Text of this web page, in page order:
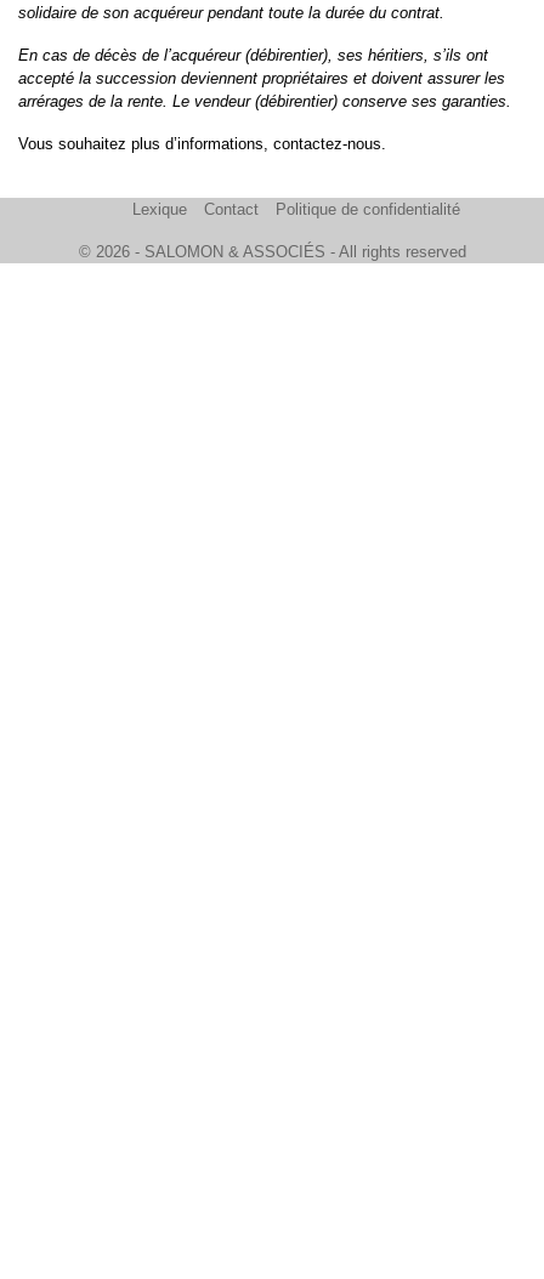
solidaire de son acquéreur pendant toute la durée du contrat.
En cas de décès de l’acquéreur (débirentier), ses héritiers, s’ils ont
accepté la succession deviennent propriétaires et doivent assurer les
arrérages de la rente. Le vendeur (débirentier) conserve ses garanties.
Vous souhaitez plus d’informations, contactez-nous.
Lexique Contact Politique de confidentialité
© 2026 - SALOMON & ASSOCIÉS - All rights reserved